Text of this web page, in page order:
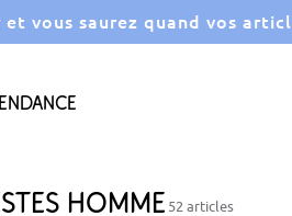
vous saurez quand vos
homme 52 articles